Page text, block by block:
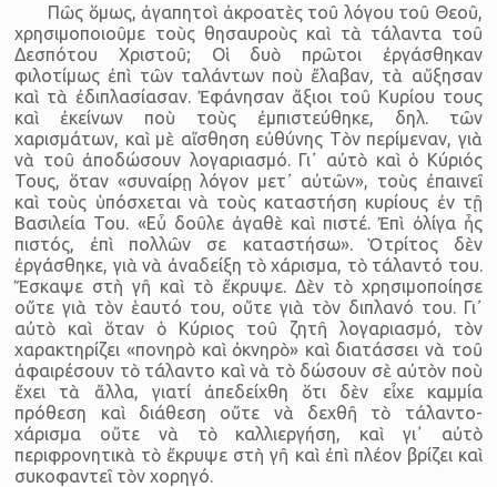
Πῶς ὅμως, ἀγαπητοὶ ἀκροατὲς τοῦ λόγου τοῦ Θεοῦ,
χρησιμοποιοῦμε τοὺς θησαυροὺς καὶ τὰ τάλαντα τοῦ
Δεσπότου Χριστοῦ; Οἱ δυὸ πρῶτοι ἐργάσθηκαν
φιλοτίμως ἐπὶ τῶν ταλάντων ποὺ ἔλαβαν, τὰ αὔξησαν
καὶ τὰ ἐδιπλασίασαν. Ἐφάνησαν ἄξιοι τοῦ Κυρίου τους
καὶ ἐκείνων ποὺ τοὺς ἐμπιστεύθηκε, δηλ. τῶν
χαρισμάτων, καὶ μὲ αἴσθηση εὐθύνης Τὸν περίμεναν, γιὰ
νὰ τοῦ ἀποδώσουν λογαριασμό. Γι᾿ αὐτὸ καὶ ὁ Κύριός
Τους, ὅταν «συναίρῃ λόγον μετ᾿ αὐτῶν», τοὺς ἐπαινεῖ
καὶ τοὺς ὑπόσχεται νὰ τοὺς καταστήση κυρίους ἐν τῇ
Βασιλεία Του. «Εὖ δοῦλε ἀγαθὲ καὶ πιστέ. Ἐπὶ ὀλίγα ἦς
πιστός, ἐπὶ πολλῶν σε καταστήσω». Ὁ τρίτος δὲν
ἐργάσθηκε, γιὰ νὰ ἀναδείξη τὸ χάρισμα, τὸ τάλαντό του.
Ἔσκαψε στὴ γῆ καὶ τὸ ἔκρυψε. Δὲν τὸ χρησιμοποίησε
οὔτε γιὰ τὸν ἑαυτό του, οὔτε γιὰ τὸν διπλανό του. Γι᾿
αὐτὸ καὶ ὅταν ὁ Κύριος τοῦ ζητῆ λογαριασμό, τὸν
χαρακτηρίζει «πονηρὸ καὶ ὀκνηρὸ» καὶ διατάσσει νὰ τοῦ
ἀφαιρέσουν τὸ τάλαντο καὶ νὰ τὸ δώσουν σὲ αὐτὸν ποὺ
ἔχει τὰ ἄλλα, γιατί ἀπεδείχθη ὅτι δὲν εἶχε καμμία
πρόθεση καὶ διάθεση οὔτε νὰ δεχθῆ τὸ τάλαντο-
χάρισμα οὔτε νὰ τὸ καλλιεργήση, καὶ γι᾿ αὐτὸ
περιφρονητικὰ τὸ ἔκρυψε στὴ γῆ καὶ ἐπὶ πλέον βρίζει καὶ
συκοφαντεῖ τὸν χορηγό.